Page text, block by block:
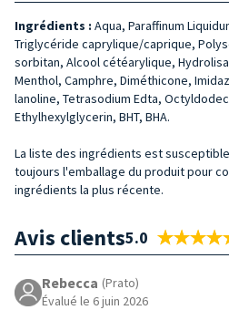
Ingrédients : Aqua, Paraffinum
Triglycéride caprylique/caprique,
sorbitan, Alcool cétéarylique,
Menthol, Camphre, Diméthicone,
lanoline, Tetrasodium Edta,
Ethylhexylglycerin, BHT, BHA.
La liste des ingrédients est
toujours l'emballage du produit pour
ingrédients la plus récente.
Avis clients5.0
Rebecca (Prato)
Évalué le 6 juin 2026